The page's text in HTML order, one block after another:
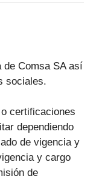
de Comsa SA así
sociales.
certificaciones
dependiendo
de vigencia y
y cargo
de